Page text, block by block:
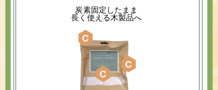
炭素固定したまま
長く使える木製品へ